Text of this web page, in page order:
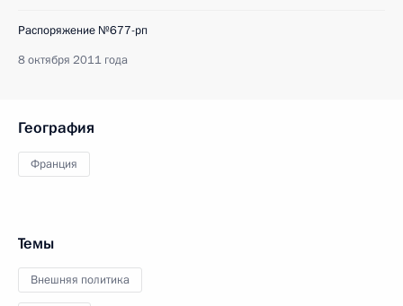
Распоряжение №677-рп
8 октября 2011 года
География
Франция
Темы
Внешняя политика